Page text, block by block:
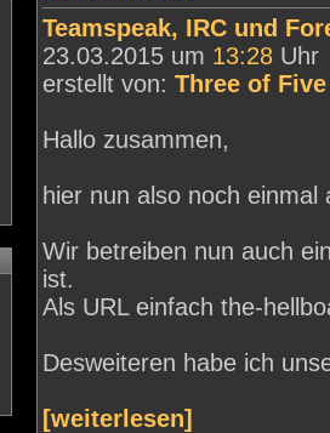
Teamspeak, IRC und
23.03.2015 um 13:28 Uhr
erstellt von: Three of Five
Hallo zusammen,
hier nun also noch einmal
Wir betreiben nun auch
ist.
Als URL einfach the-
Desweiteren habe ich
[weiterlesen]